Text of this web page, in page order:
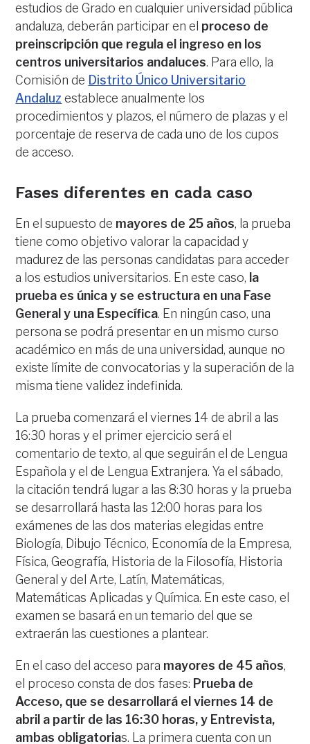
estudios de Grado en cualquier universidad pública
andaluza, deberán participar en el proceso de
preinscripción que regula el ingreso en los
centros universitarios andaluces. Para ello, la
Comisión de Distrito Único Universitario
Andaluz establece anualmente los
procedimientos y plazos, el número de plazas y el
porcentaje de reserva de cada uno de los cupos
de acceso.
Fases diferentes en cada caso
En el supuesto de mayores de 25 años, la prueba
tiene como objetivo valorar la capacidad y
madurez de las personas candidatas para acceder
a los estudios universitarios. En este caso, la
prueba es única y se estructura en una Fase
General y una Específica. En ningún caso, una
persona se podrá presentar en un mismo curso
académico en más de una universidad, aunque no
existe límite de convocatorias y la superación de la
misma tiene validez indefinida.
La prueba comenzará el viernes 14 de abril a las
16:30 horas y el primer ejercicio será el
comentario de texto, al que seguirán el de Lengua
Española y el de Lengua Extranjera. Ya el sábado,
la citación tendrá lugar a las 8:30 horas y la prueba
se desarrollará hasta las 12:00 horas para los
exámenes de las dos materias elegidas entre
Biología, Dibujo Técnico, Economía de la Empresa,
Física, Geografía, Historia de la Filosofía, Historia
General y del Arte, Latín, Matemáticas,
Matemáticas Aplicadas y Química. En este caso, el
examen se basará en un temario del que se
extraerán las cuestiones a plantear.
En el caso del acceso para mayores de 45 años,
el proceso consta de dos fases: Prueba de
Acceso, que se desarrollará el viernes 14 de
abril a partir de las 16:30 horas, y Entrevista,
ambas obligatorias. La primera cuenta con un